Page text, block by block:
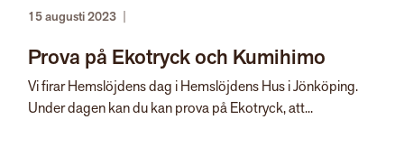
15 augusti 2023
Prova på Ekotryck och Kumihimo
Vi firar Hemslöjdens dag i Hemslöjdens Hus i Jönköping.
Under dagen kan du kan prova på Ekotryck, att...